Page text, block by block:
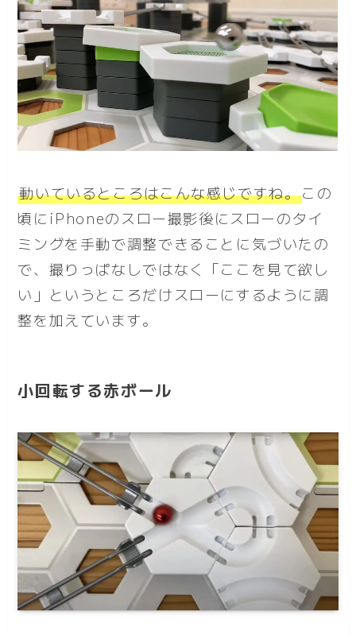
動いているところはこんな感じですね。この
頃にiPhoneのスロー撮影後にスローのタイ
ミングを手動で調整できることに気づいたの
で、撮りっぱなしではなく「ここを見て欲し
い」というところだけスローにするように調
整を加えています。
小回転する赤ボール